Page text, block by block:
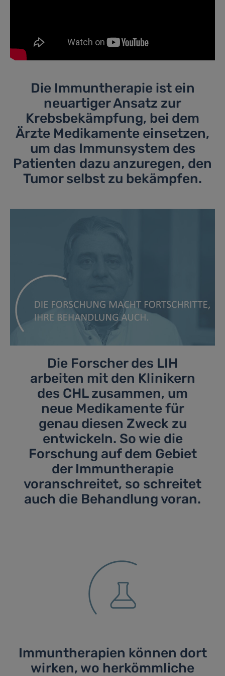
Die Immuntherapie ist ein
neuartiger Ansatz zur
Krebsbekämpfung, bei dem
Ärzte Medikamente einsetzen,
um das Immunsystem des
Patienten dazu anzuregen, den
Tumor selbst zu bekämpfen.
Die Forscher des LIH
arbeiten mit den Klinikern
des CHL zusammen, um
neue Medikamente für
genau diesen Zweck zu
entwickeln. So wie die
Forschung auf dem Gebiet
der Immuntherapie
voranschreitet, so schreitet
auch die Behandlung voran.
Immuntherapien können dort
wirken, wo herkömmliche